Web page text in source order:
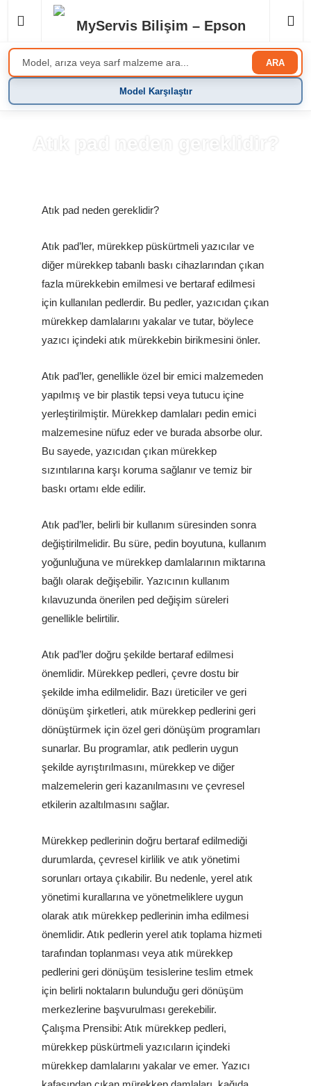
ARA
Model Karşılaştır
Atık pad neden gereklidir?
Atık pad neden gereklidir?
Atık pad’ler, mürekkep püskürtmeli yazıcılar ve
diğer mürekkep tabanlı baskı cihazlarından çıkan
fazla mürekkebin emilmesi ve bertaraf edilmesi
için kullanılan pedlerdir. Bu pedler, yazıcıdan çıkan
mürekkep damlalarını yakalar ve tutar, böylece
yazıcı içindeki atık mürekkebin birikmesini önler.
Atık pad’ler, genellikle özel bir emici malzemeden
yapılmış ve bir plastik tepsi veya tutucu içine
yerleştirilmiştir. Mürekkep damlaları pedin emici
malzemesine nüfuz eder ve burada absorbe olur.
Bu sayede, yazıcıdan çıkan mürekkep
sızıntılarına karşı koruma sağlanır ve temiz bir
baskı ortamı elde edilir.
Atık pad’ler, belirli bir kullanım süresinden sonra
değiştirilmelidir. Bu süre, pedin boyutuna, kullanım
yoğunluğuna ve mürekkep damlalarının miktarına
bağlı olarak değişebilir. Yazıcının kullanım
kılavuzunda önerilen ped değişim süreleri
genellikle belirtilir.
Atık pad’ler doğru şekilde bertaraf edilmesi
önemlidir. Mürekkep pedleri, çevre dostu bir
şekilde imha edilmelidir. Bazı üreticiler ve geri
dönüşüm şirketleri, atık mürekkep pedlerini geri
dönüştürmek için özel geri dönüşüm programları
sunarlar. Bu programlar, atık pedlerin uygun
şekilde ayrıştırılmasını, mürekkep ve diğer
malzemelerin geri kazanılmasını ve çevresel
etkilerin azaltılmasını sağlar.
Mürekkep pedlerinin doğru bertaraf edilmediği
durumlarda, çevresel kirlilik ve atık yönetimi
sorunları ortaya çıkabilir. Bu nedenle, yerel atık
yönetimi kurallarına ve yönetmeliklere uygun
olarak atık mürekkep pedlerinin imha edilmesi
önemlidir. Atık pedlerin yerel atık toplama hizmeti
tarafından toplanması veya atık mürekkep
pedlerini geri dönüşüm tesislerine teslim etmek
için belirli noktaların bulunduğu geri dönüşüm
merkezlerine başvurulması gerekebilir.
Çalışma Prensibi: Atık mürekkep pedleri,
mürekkep püskürtmeli yazıcıların içindeki
mürekkep damlalarını yakalar ve emer. Yazıcı